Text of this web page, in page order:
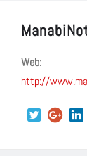
Web:
http://